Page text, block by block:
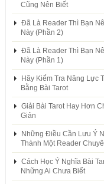
Cũng Nên Biết
Đã Là Reader Thì Bạn
Này (Phần 2)
Đã Là Reader Thì Bạn
Này (Phần 1)
Hãy Kiểm Tra Năng Lực
Bằng Bài Tarot
Giải Bài Tarot Hay Hơn
Giản
Những Điều Cần Lưu Ý
Thành Một Reader
Cách Học Ý Nghĩa Bài
Những Ai Chưa Biết